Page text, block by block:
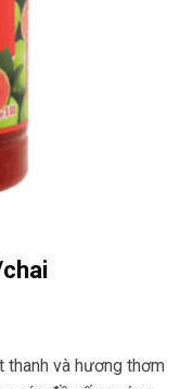
thanh và hương thơm